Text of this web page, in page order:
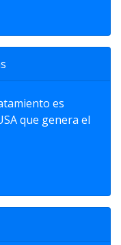
es
que genera el